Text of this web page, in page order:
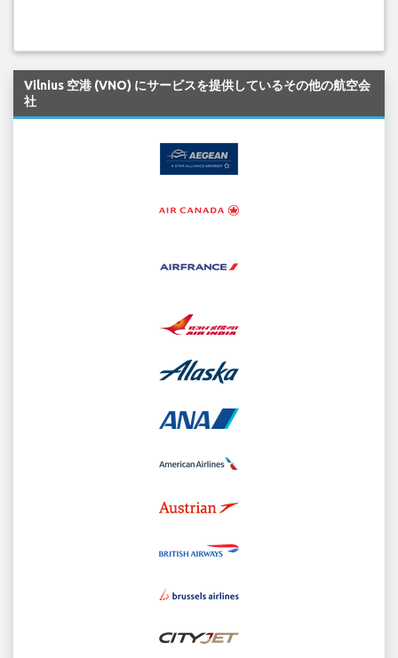
Vilnius 空港 (VNO) にサービスを提供しているその他の航空会
社